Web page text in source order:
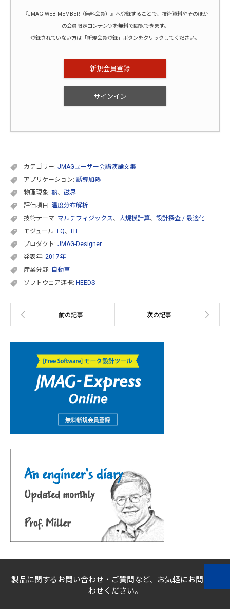
『JMAG WEB MEMBER（無料会員）』へ登録することで、技術資料やそのほか
の会員限定コンテンツを無料で閲覧できます。
登録されていない方は「新規会員登録」ボタンをクリックしてください。
新規会員登録
サインイン
カテゴリー: JMAGユーザー会講演論文集
アプリケーション: 誘導加熱
物理現象: 熱、 磁界
評価項目: 温度分布解析
技術テーマ: マルチフィジックス、 大規模計算、 設計探査 / 最適化
モジュール: FQ、 HT
プロダクト: JMAG-Designer
発表年: 2017年
産業分野: 自動車
ソフトウェア連携: HEEDS
製品に関するお問い合わせ・ご質問など、お気軽にお問い合
わせください。